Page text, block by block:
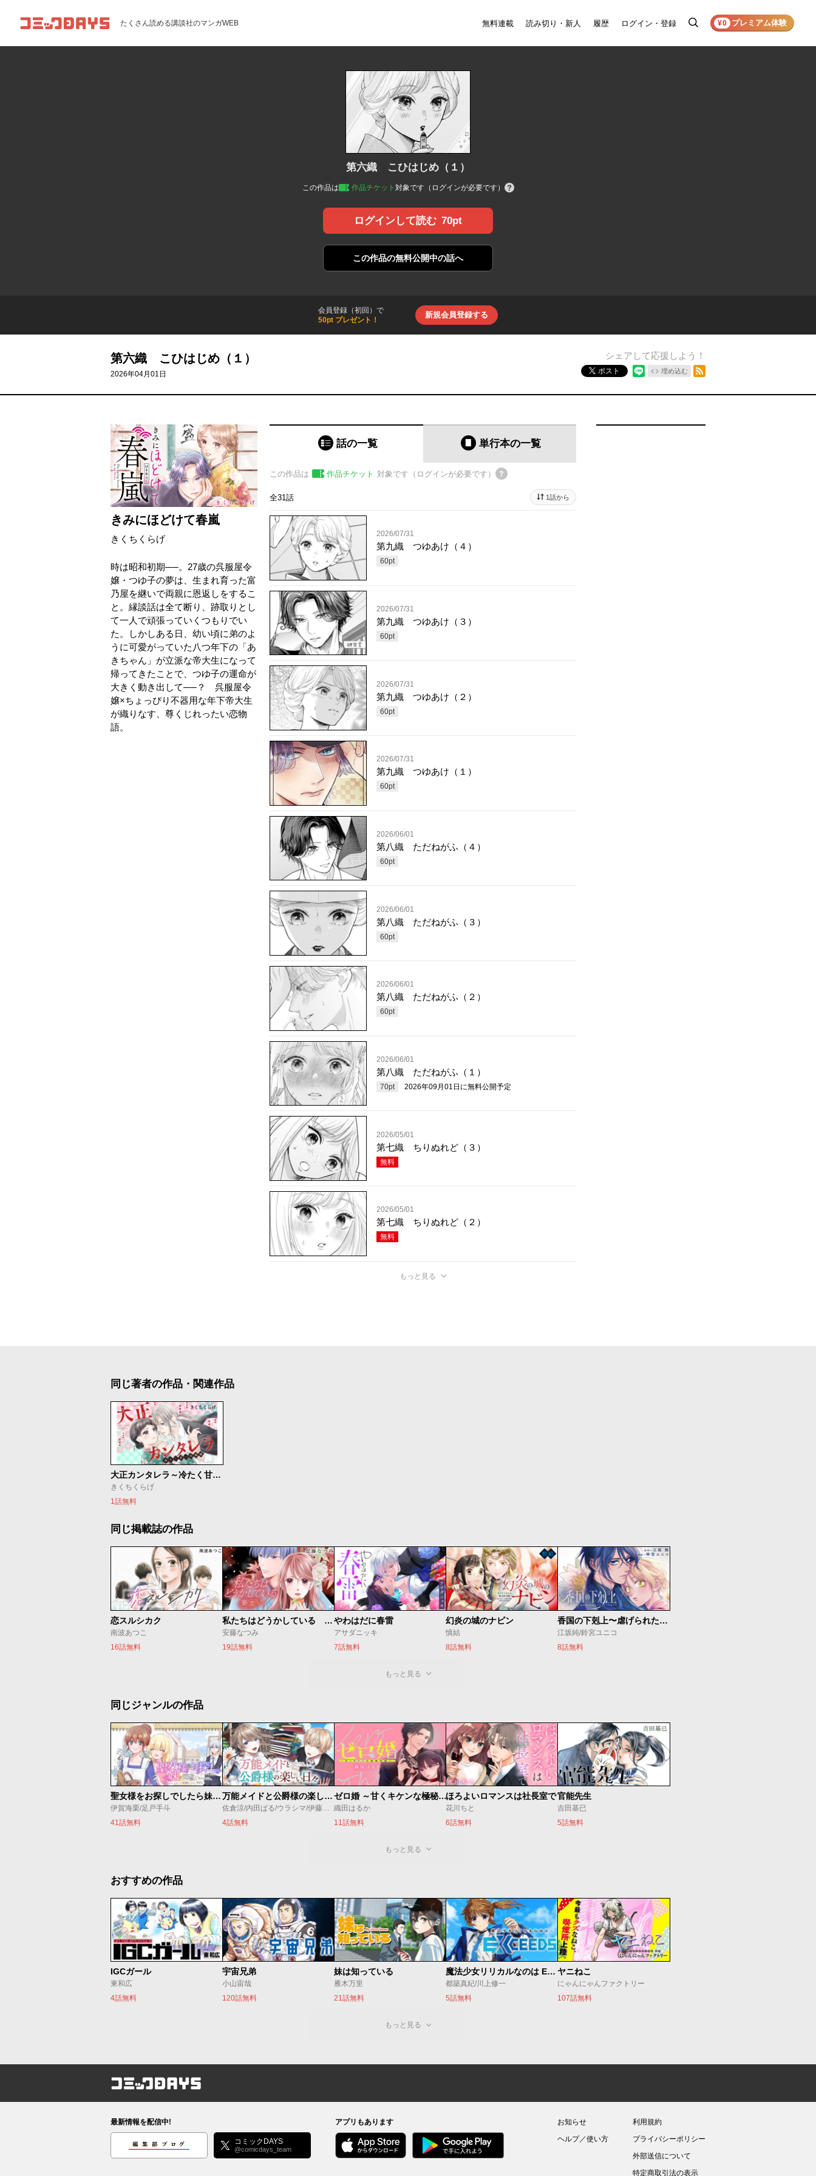
コミックDAYS たくさん読める講談社のマンガWEB 無料連載 読み切り・新人 履歴 ログイン・登録
検
¥0 プレミアム体験
第六織 こひはじめ（１）
この作品は 作品チケット 対象です（ログインが必要です）
ログインして読む 70pt
この作品の無料公開中の話へ
会員登録（初回）で
50pt プレゼント！
新規会員登録する
第六織 こひはじめ（１）
2026年04月01日
シェアして応援しよう！
ポスト 埋め込む
きみにほどけて春嵐
きくちくらげ
時は昭和初期──。27歳の呉服屋令
嬢・つゆ子の夢は、生まれ育った富
乃屋を継いで両親に恩返しをするこ
と。縁談話は全て断り、跡取りとし
て一人で頑張っていくつもりでい
た。しかしある日、幼い頃に弟のよ
うに可愛がっていた八つ年下の「あ
きちゃん」が立派な帝大生になって
帰ってきたことで、つゆ子の運命が
大きく動き出して──？ 呉服屋令
嬢×ちょっぴり不器用な年下帝大生
が織りなす、尊くじれったい恋物
語。
話の一覧 単行本の一覧
この作品は 作品チケット 対象です（ログインが必要です）
全31話 1話から
2026/07/31
第九織 つゆあけ（４）
60pt
2026/07/31
第九織 つゆあけ（３）
60pt
2026/07/31
第九織 つゆあけ（２）
60pt
2026/07/31
第九織 つゆあけ（１）
60pt
2026/06/01
第八織 ただねがふ（４）
60pt
2026/06/01
第八織 ただねがふ（３）
60pt
2026/06/01
第八織 ただねがふ（２）
60pt
2026/06/01
第八織 ただねがふ（１）
70pt 2026年09月01日 に無料公開予定
2026/05/01
第七織 ちりぬれど（３）
無料
2026/05/01
第七織 ちりぬれど（２）
無料
もっと見る
同じ著者の作品・関連作品
大正カンタレラ～冷たく甘い旦那様～
きくちくらげ
1話無料
同じ掲載誌の作品
恋スルシカク
南波あつこ
16話無料
私たちはどうかしている 妻恋い
安藤なつみ
19話無料
やわはだに春雷
アサダニッキ
7話無料
幻炎の城のナビン
慎結
8話無料
香国の下剋上〜虐げられた調香師は不遇の皇子と天下を狙う〜
江坂純/鈴宮ユニコ
8話無料
もっと見る
同じジャンルの作品
聖女様をお探しでしたら妹で間違いありません。さあどうぞお連れください、今すぐ。
伊賀海栗/足戸手斗
41話無料
万能メイドと公爵様の楽しい日々
佐倉涼/内田ぱる/ウラシマ/伊藤テリヤキ
4話無料
ゼロ婚 ～甘くキケンな極秘任務～
織田はるか
11話無料
ほろよいロマンスは社長室で
花川ちと
6話無料
官能先生
吉田基已
5話無料
もっと見る
おすすめの作品
IGCガール
東和広
4話無料
宇宙兄弟
小山宙哉
120話無料
妹は知っている
雁木万里
21話無料
魔法少女リリカルなのは EXCEEDS
都築真紀/川上修一
5話無料
ヤニねこ
にゃんにゃんファクトリー
107話無料
もっと見る
コミックDAYS
最新情報を配信中!
編集部ブログ コミックDAYS
@comicdays_team
アプリもあります
お知らせ
ヘルプ／使い方
利用規約
プライバシーポリシー
外部送信について
特定商取引法の表示